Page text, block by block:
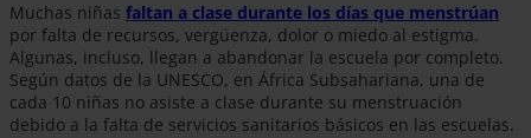
Muchas niñas faltan a clase durante los días que menstrúan
por falta de recursos, vergüenza, dolor o miedo al estigma.
Algunas, incluso, llegan a abandonar la escuela por completo.
Según datos de la UNESCO, en África Subsahariana, una de
cada 10 niñas no asiste a clase durante su menstruación
debido a la falta de servicios sanitarios básicos en las escuelas.